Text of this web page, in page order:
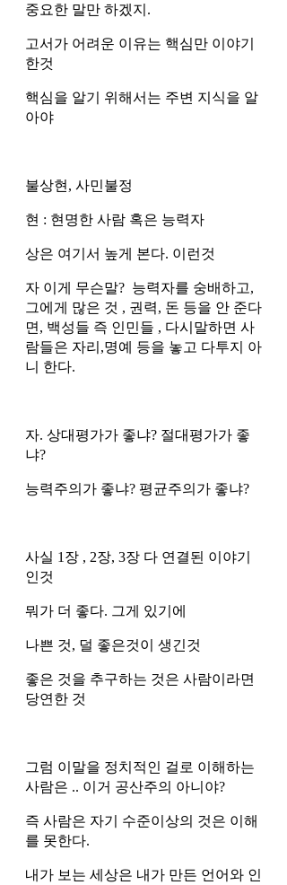
중요한 말만 하겠지.
고서가 어려운 이유는 핵심만 이야기
한것
핵심을 알기 위해서는 주변 지식을 알
아야
불상현, 사민불정
현 : 현명한 사람 혹은 능력자
상은 여기서 높게 본다. 이런것
자 이게 무슨말?  능력자를 숭배하고,
그에게 많은 것 , 권력, 돈 등을 안 준다
면, 백성들 즉 인민들 , 다시말하면 사
람들은 자리,명예 등을 놓고 다투지 아
니 한다.
자. 상대평가가 좋냐? 절대평가가 좋
냐?
능력주의가 좋냐? 평균주의가 좋냐?
사실 1장 , 2장, 3장 다 연결된 이야기
인것
뭐가 더 좋다. 그게 있기에
나쁜 것, 덜 좋은것이 생긴것
좋은 것을 추구하는 것은 사람이라면
당연한 것
그럼 이말을 정치적인 걸로 이해하는
사람은 .. 이거 공산주의 아니야?
즉 사람은 자기 수준이상의 것은 이해
를 못한다.
내가 보는 세상은 내가 만든 언어와 인